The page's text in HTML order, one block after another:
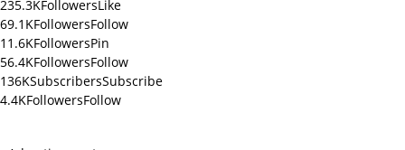
235.3KFollowersLike
69.1KFollowersFollow
11.6KFollowersPin
56.4KFollowersFollow
136KSubscribersSubscribe
4.4KFollowersFollow